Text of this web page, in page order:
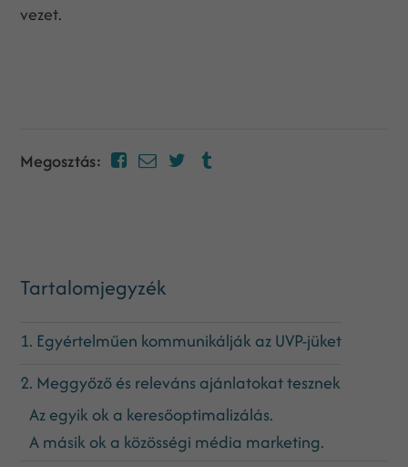
vezet.
Megosztás:
Tartalomjegyzék
1. Egyértelműen kommunikálják az UVP-jüket
2. Meggyőző és releváns ajánlatokat tesznek
Az egyik ok a keresőoptimalizálás.
A másik ok a közösségi média marketing.